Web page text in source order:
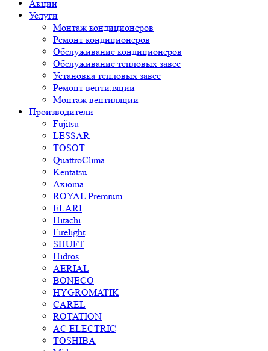
Акции
Услуги
Монтаж кондиционеров
Ремонт кондиционеров
Обслуживание кондиционеров
Обслуживание тепловых завес
Установка тепловых завес
Ремонт вентиляции
Монтаж вентиляции
Производители
Fujitsu
LESSAR
TOSOT
QuattroClima
Kentatsu
Axioma
ROYAL Premium
ELARI
Hitachi
Firelight
SHUFT
Hidros
AERIAL
BONECO
HYGROMATIK
CAREL
ROTATION
AC ELECTRIC
TOSHIBA